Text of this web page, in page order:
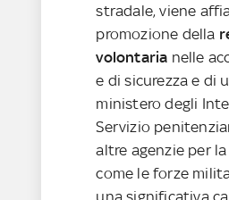
stradale, viene
promozione della
volontaria nelle
e di sicurezza e di
ministero degli
Servizio
altre agenzie per la
come le forze
una significativa